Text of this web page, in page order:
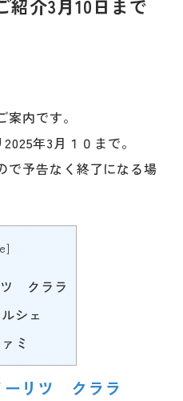
紹介3月10日まで
内です。
年3月１０まで。
予告なく終了になる場
]
クララ
シェ
ミ
リツ クララ